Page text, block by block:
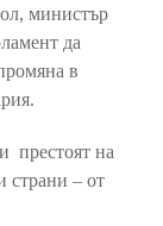
министър
да
в
престоят на
страни – от